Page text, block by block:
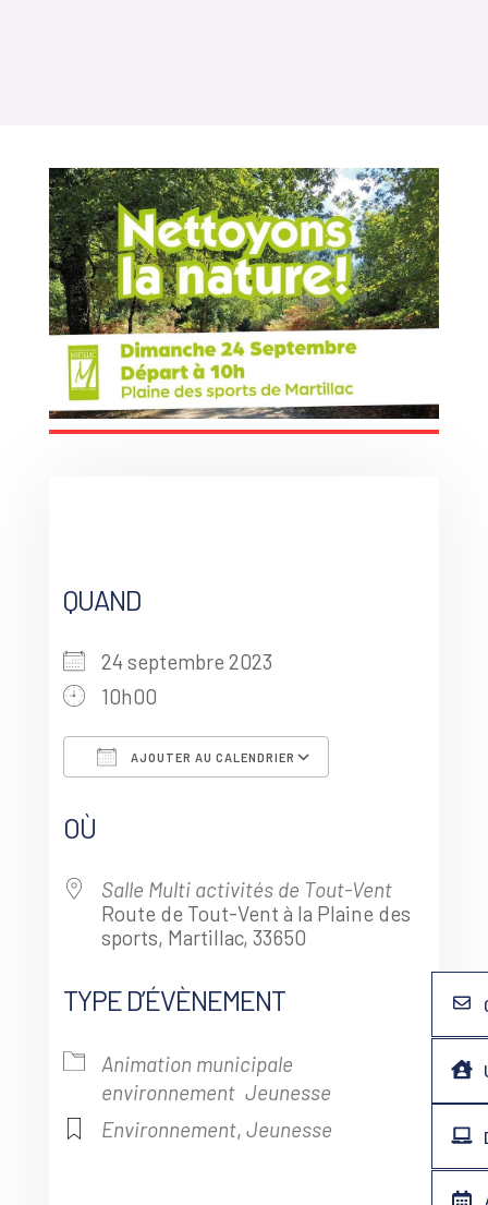
QUAND
24 septembre 2023
10h00
AJOUTER AU CALENDRIER
OÙ
Salle Multi activités de Tout-Vent
Route de Tout-Vent à la Plaine des
sports, Martillac, 33650
TYPE D’ÉVÈNEMENT
Animation municipale
environnement Jeunesse
Environnement,Jeunesse